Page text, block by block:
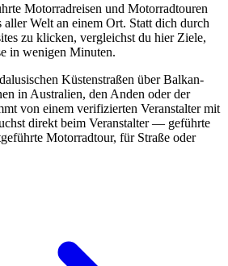
Motorradreisen und Motorradtouren
aller Welt an einem Ort. Statt dich durch
zu klicken, vergleichst du hier Ziele,
in wenigen Minuten.
Küstenstraßen über Balkan-
in Australien, den Anden oder der
von einem verifizierten Veranstalter mit
direkt beim Veranstalter — geführte
Motorradtour, für Straße oder